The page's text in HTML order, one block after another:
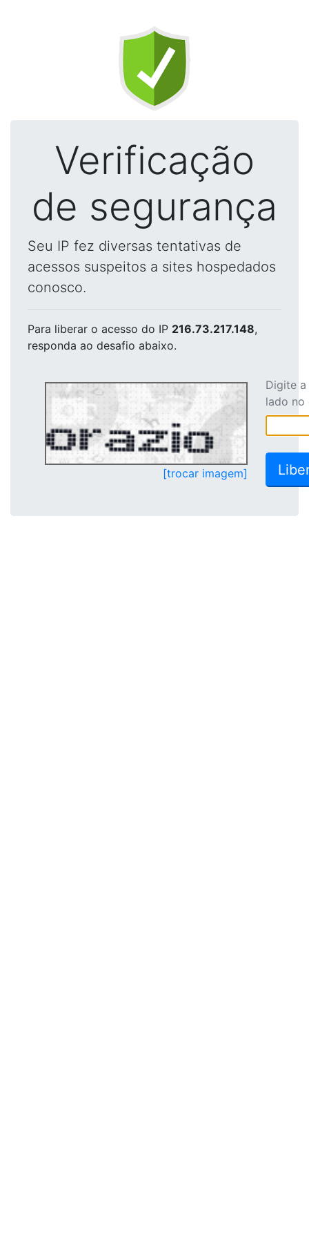
Verificação
de segurança
Seu IP fez diversas tentativas de
acessos suspeitos a sites hospedados
conosco.
Para liberar o acesso do IP 216.73.217.148,
responda ao desafio abaixo.
[trocar imagem]
Digite
lado no